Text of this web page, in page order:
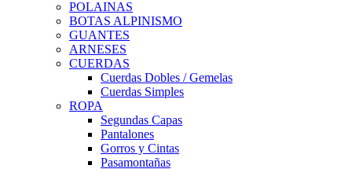
POLAINAS
BOTAS ALPINISMO
GUANTES
ARNESES
CUERDAS
Cuerdas Dobles / Gemelas
Cuerdas Simples
ROPA
Segundas Capas
Pantalones
Gorros y Cintas
Pasamontañas